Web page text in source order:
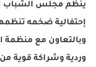
ينظم مجلس
إحتفالية ضخمه
وبالتعاون مع منظمة
وردية وشراكة قوية من